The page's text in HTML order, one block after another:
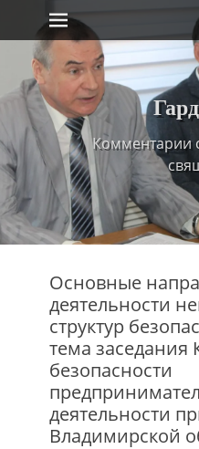
Skip
to
content
Primary Menu
Комментарии
Основные
деятельности
структур
тема заседания
безопасности
деятельности
Владимирской